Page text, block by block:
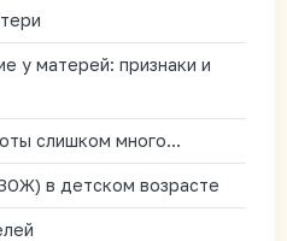
у матерей: признаки и
слишком много…
в детском возрасте